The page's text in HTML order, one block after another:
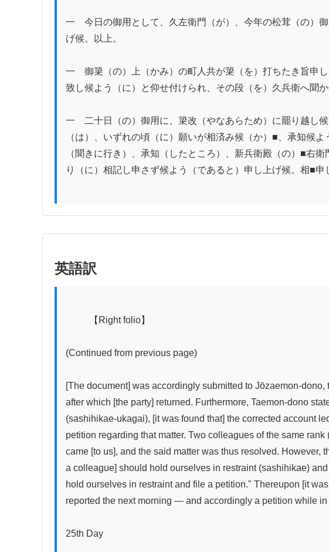
一　今日の御用として、久左衛門（が）、今年の松茸（の）
げ候。以上。
一　御簗（の）上（かみ）の町人共が簗（を）打ちたき旨申
致し候よう（に）と仰せ付けられ、その段（を）久兵衛へ聞か
一　二十日（の）御用に、簗改（やなあらため）に罷り越し
（は）、いずれの頃（に）願いが相済み候（か）■、承知候
（聞きに行き）、承知（したところ）、新兵衛殿（の）■右
り（に）相記し申さず候よう（であると）申し上げ候。相■申
英語訳
(Continued from previous page)
[The document] was accordingly submitted to Jōzaemon-
after which [the party] returned. Furthermore, Taemon-dono
(sashihikae-ukagai), [it was found that] the corrected account
petition regarding that matter. Two colleagues of the same
came [to us], and the said matter was thus resolved. However,
a colleague] should hold ourselves in restraint (sashihikae)
hold ourselves in restraint and file a petition." Thereupon [it
reported the next morning — and accordingly a petition while
25th Day